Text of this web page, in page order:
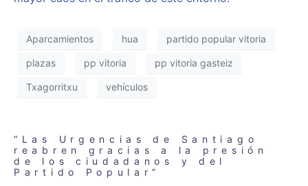
Aparcamientos hua partido popular vitoria
plazas pp vitoria pp vitoria gasteiz
Txagorritxu vehículos
“Las Urgencias de Santiago
reabren gracias a la presión
de los ciudadanos y del
Partido Popular”